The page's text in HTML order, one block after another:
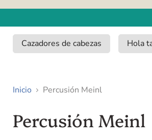
Cazadores de cabezas Hola
Inicio Percusión Meinl
Percusión Meinl